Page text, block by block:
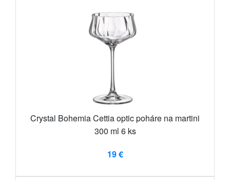
Crystal Bohemia Cettia optic poháre na martini
300 ml 6 ks
19 €